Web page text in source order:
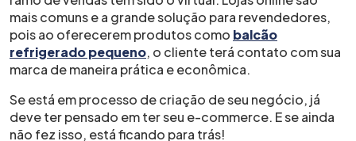
mais comuns e a grande solução para revendedores,
pois ao oferecerem produtos como balcão
refrigerado pequeno, o cliente terá contato com sua
marca de maneira prática e econômica.
Se está em processo de criação de seu negócio, já
deve ter pensado em ter seu e-commerce. E se ainda
não fez isso, está ficando para trás!